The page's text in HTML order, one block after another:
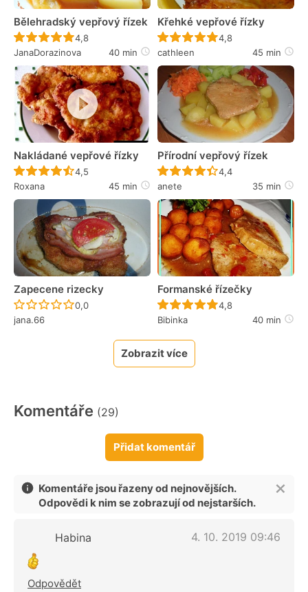
Bělehradský vepřový řízek
Recept ještě nebyl hodnocen
4,8
JanaDorazinova
40 min
Křehké vepřové řízky
Recept ještě nebyl
4,8
cathleen
45 min
Nakládané vepřové řízky
Recept ještě nebyl hodnocen
4,5
Roxana
45 min
Přírodní vepřový řízek
Recept ještě nebyl
4,4
anete
35 min
Zapecene rizecky
Recept ještě nebyl hodnocen
0,0
jana.66
Formanské řízečky
Recept ještě nebyl
4,8
Bibinka
40 min
Zobrazit více
Komentáře (29)
Přidat komentář
Komentáře jsou řazeny od nejnovějších.
Odpovědi k nim se zobrazují od nejstarších.
Habina 4. 10. 2019 09:46
Odpovědět